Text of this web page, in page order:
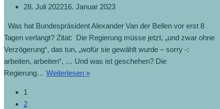
28. Juli 202216. Januar 2023
Was hat Bundespräsident Alexander Van der Bellen vor erst 8
Tagen verlangt? Zitat: Die Regierung müsse jetzt, „und zwar ohne
Verzögerung“, das tun, „wofür sie gewählt wurde – sorry -:
arbeiten, arbeiten“, … Und was ist geschehen? Die
Regierung… Weiterlesen »Regierung
1
2